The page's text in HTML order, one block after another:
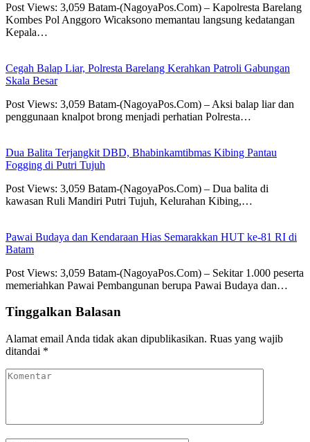
Post Views: 3,059 Batam-(NagoyaPos.Com) – Kapolresta Barelang
Kombes Pol Anggoro Wicaksono memantau langsung kedatangan
Kepala…
Cegah Balap Liar, Polresta Barelang Kerahkan Patroli Gabungan
Skala Besar
Post Views: 3,059 Batam-(NagoyaPos.Com) – Aksi balap liar dan
penggunaan knalpot brong menjadi perhatian Polresta…
Dua Balita Terjangkit DBD, Bhabinkamtibmas Kibing Pantau
Fogging di Putri Tujuh
Post Views: 3,059 Batam-(NagoyaPos.Com) – Dua balita di
kawasan Ruli Mandiri Putri Tujuh, Kelurahan Kibing,…
Pawai Budaya dan Kendaraan Hias Semarakkan HUT ke-81 RI di
Batam
Post Views: 3,059 Batam-(NagoyaPos.Com) – Sekitar 1.000 peserta
memeriahkan Pawai Pembangunan berupa Pawai Budaya dan…
Tinggalkan Balasan
Alamat email Anda tidak akan dipublikasikan. Ruas yang wajib
ditandai *